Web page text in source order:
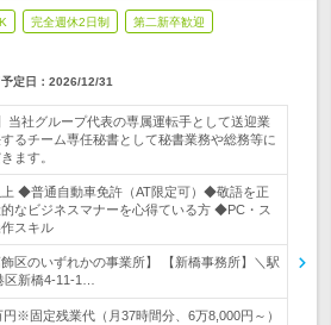
完全週休2日制 第二新卒歓迎
定日： 2026/12/31
当社グループ代表の専属運転手として送迎業
るチーム専任秘書として秘書業務や総務等に
ます。
◆普通自動車免許（AT限定可）◆敬語を正
なビジネスマナーを心得ている方 ◆PC・ス
スキル
飾区のいずれかの事業所】 【新橋事務所】＼駅
区新橋4-11-1…
円※固定残業代（月37時間分、6万8,000円～）